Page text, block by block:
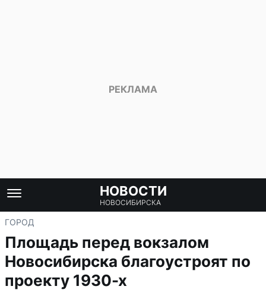
НОВОСТИ
НОВОСИБИРСКА
ГОРОД
Площадь перед вокзалом
Новосибирска благоустроят по
проекту 1930-х